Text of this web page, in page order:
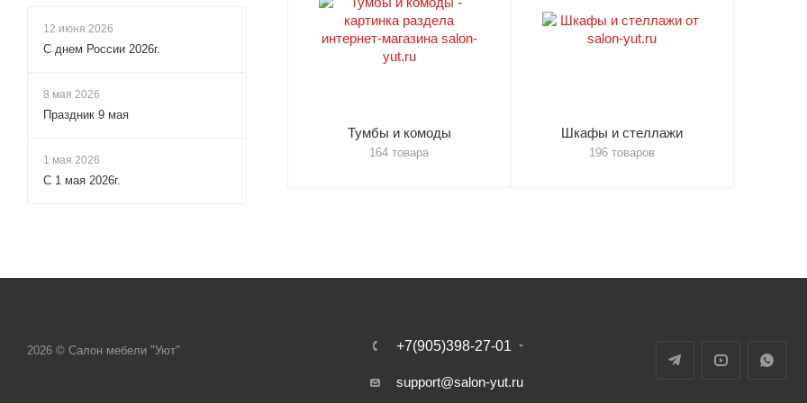
Тумбы и комоды
164 товара
Шкафы и стеллажи
196 товаров
12 июня 2026
С днем России 2026г.
8 мая 2026
Праздник 9 мая
1 мая 2026
С 1 мая 2026г.
2026 © Салон мебели "Уют" +7(905)398-27-01
support@salon-yut.ru